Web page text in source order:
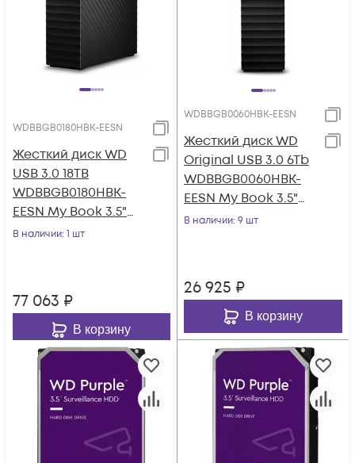
WDBBGB0180HBK-EESN
Жесткий диск WD
USB 3.0 18TB
WDBBGB0180HBK-
EESN My Book 3.5"
черный
В наличии: 1 шт
77 063 ₽
В корзину
WDBBGB0060HBK-EESN
Жесткий диск WD
Original USB 3.0 6Tb
WDBBGB0060HBK-
EESN My Book 3.5"
черный
В наличии: 9 шт
26 925 ₽
В корзину